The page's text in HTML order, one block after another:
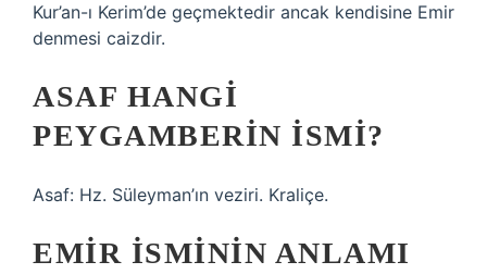
Kur’an-ı Kerim’de geçmektedir ancak kendisine Emir
denmesi caizdir.
ASAF HANGI
PEYGAMBERIN ISMI?
Asaf: Hz. Süleyman’ın veziri. Kraliçe.
EMIR ISMININ ANLAMI